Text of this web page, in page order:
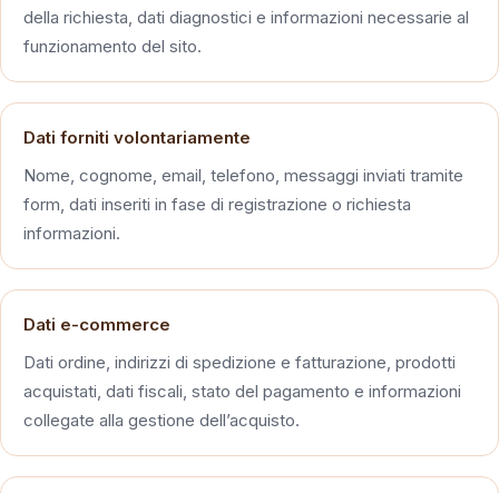
della richiesta, dati diagnostici e informazioni necessarie al
funzionamento del sito.
Dati forniti volontariamente
Nome, cognome, email, telefono, messaggi inviati tramite
form, dati inseriti in fase di registrazione o richiesta
informazioni.
Dati e-commerce
Dati ordine, indirizzi di spedizione e fatturazione, prodotti
acquistati, dati fiscali, stato del pagamento e informazioni
collegate alla gestione dell’acquisto.